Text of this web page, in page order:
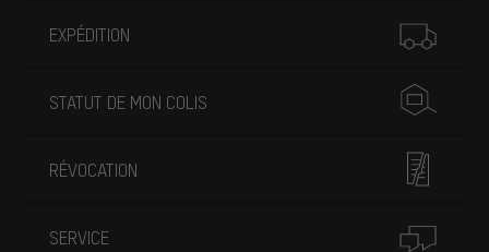
EXPÉDITION
STATUT DE MON COLIS
RÉVOCATION
SERVICE